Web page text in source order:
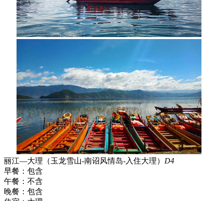
丽江—大理（玉龙雪山-南诏风情岛-入住大理） D4
早餐： 包含
午餐： 不含
晚餐： 包含